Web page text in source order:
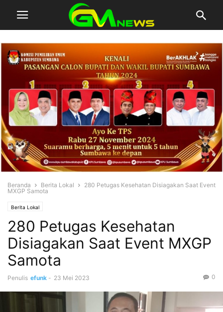
Beranda Berita Lokal
280 Petugas Kesehatan Disiagakan Saat Event
MXGP Samota
Berita Lokal
280 Petugas Kesehatan
Disiagakan Saat Event MXGP
Samota
Penulis efunk - 23 Mei 2023 0